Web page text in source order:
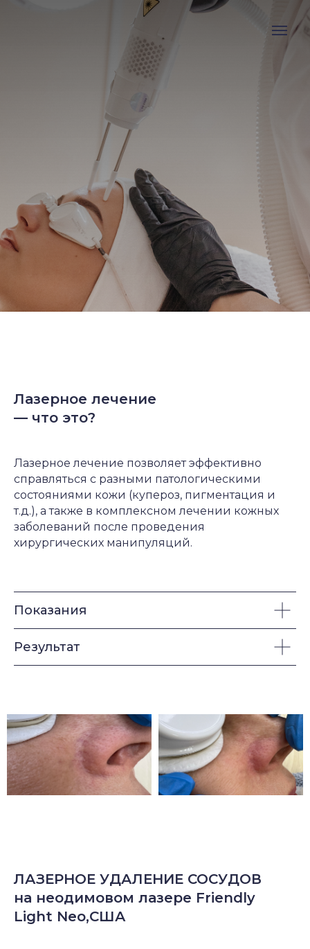
Лазерное лечение
— что это?
Лазерное лечение позволяет эффективно
справляться с разными патологическими
состояниями кожи (купероз, пигментация и
т.д.), а также в комплексном лечении кожных
заболеваний после проведения
хирургических манипуляций.
Показания
Результат
ЛАЗЕРНОЕ УДАЛЕНИЕ СОСУДОВ
на неодимовом лазере Friendly
Light Neo,США